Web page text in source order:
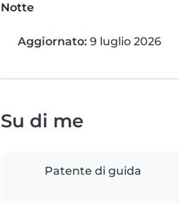
Notte
Aggiornato: 9 luglio 2026
Su di me
Patente di guida